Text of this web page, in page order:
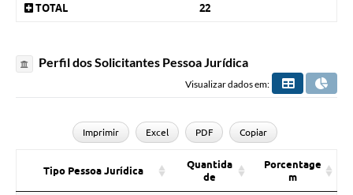
TOTAL 22
Perfil dos Solicitantes Pessoa Jurídica
Visualizar dados em:
Imprimir Excel PDF Copiar
Tipo Pessoa Jurídica
Quantida
de
Porcentage
m